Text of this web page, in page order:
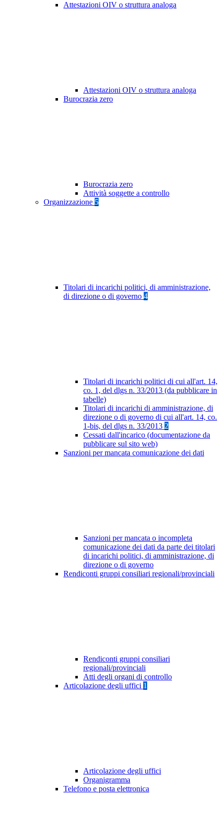
Attestazioni OIV o struttura analoga
Attestazioni OIV o struttura analoga
Burocrazia zero
Burocrazia zero
Attività soggette a controllo
Organizzazione 5
Titolari di incarichi politici, di amministrazione,
di direzione o di governo 4
Titolari di incarichi politici di cui all'art. 14,
co. 1, del dlgs n. 33/2013 (da pubblicare in
tabelle)
Titolari di incarichi di amministrazione, di
direzione o di governo di cui all'art. 14, co.
1-bis, del dlgs n. 33/2013 2
Cessati dall'incarico (documentazione da
pubblicare sul sito web)
Sanzioni per mancata comunicazione dei dati
Sanzioni per mancata o incompleta
comunicazione dei dati da parte dei titolari
di incarichi politici, di amministrazione, di
direzione o di governo
Rendiconti gruppi consiliari regionali/provinciali
Rendiconti gruppi consiliari
regionali/provinciali
Atti degli organi di controllo
Articolazione degli uffici 1
Articolazione degli uffici
Organigramma
Telefono e posta elettronica